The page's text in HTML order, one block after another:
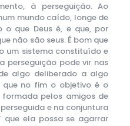
à perseguição. Ao
mundo caído, longe de
o que Deus é, e que, por
não são seus. É bom que
um sistema constituído e
perseguição pode vir nas
algo deliberado a algo
no fim o objetivo é o
formada pelos amigos de
e na conjuntura
que ela possa se agarrar